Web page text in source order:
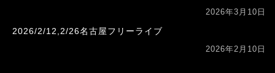
2026年3月10日
2026/2/12,2/26名古屋フリーライブ
2026年2月10日